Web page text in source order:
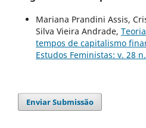
Mariana Prandini Assis,
Silva Vieira Andrade,
tempos de capitalismo
Estudos Feministas: v. 28
Enviar Submissão